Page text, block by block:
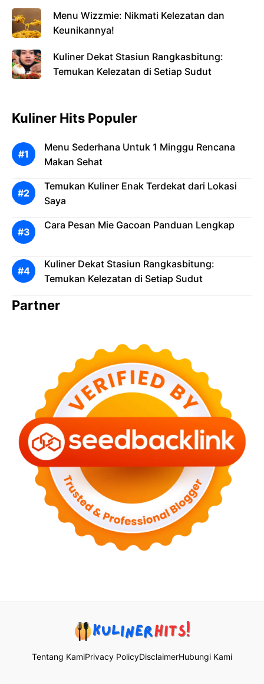
Menu Wizzmie: Nikmati Kelezatan dan
Keunikannya!
Kuliner Dekat Stasiun Rangkasbitung:
Temukan Kelezatan di Setiap Sudut
Kuliner Hits Populer
Menu Sederhana Untuk 1 Minggu Rencana
Makan Sehat
Temukan Kuliner Enak Terdekat dari Lokasi
Saya
Cara Pesan Mie Gacoan Panduan Lengkap
Kuliner Dekat Stasiun Rangkasbitung:
Temukan Kelezatan di Setiap Sudut
Partner
Tentang KamiPrivacy PolicyDisclaimerHubungi Kami